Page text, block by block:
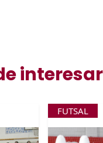
interesar
FUTSAL